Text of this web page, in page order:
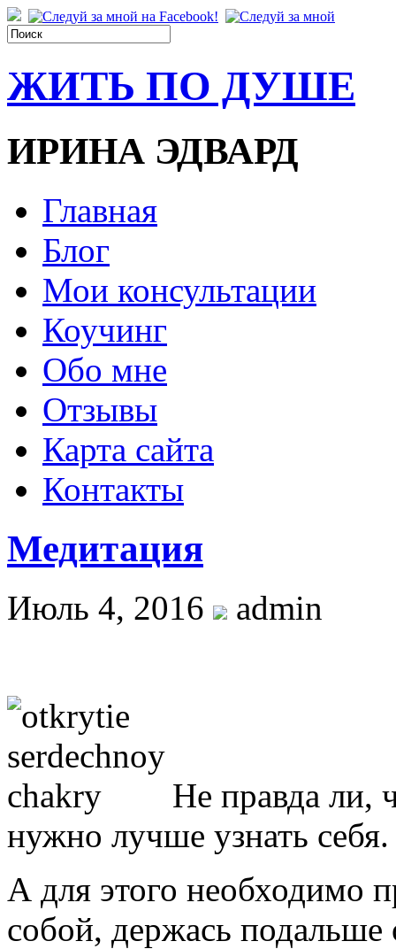
ЖИТЬ ПО ДУШЕ
ИРИНА ЭДВАРД
Главная
Блог
Мои консультации
Коучинг
Обо мне
Отзывы
Карта сайта
Контакты
Медитация
Июль 4, 2016 admin
Не правда ли,
нужно лучше узнать себя.
А для этого необходимо
собой, держась